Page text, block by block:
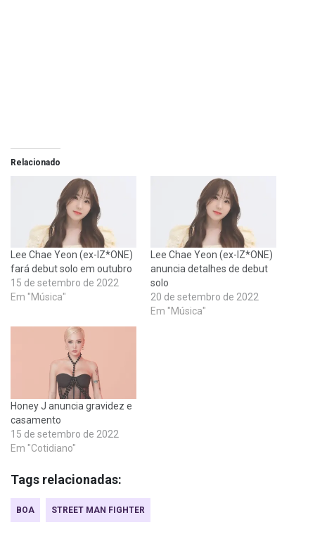
Relacionado
Lee Chae Yeon (ex-IZ*ONE)
fará debut solo em outubro
15 de setembro de 2022
Em "Música"
Lee Chae Yeon (ex-IZ*ONE)
anuncia detalhes de debut
solo
20 de setembro de 2022
Em "Música"
Honey J anuncia gravidez e
casamento
15 de setembro de 2022
Em "Cotidiano"
Tags relacionadas:
BOA STREET MAN FIGHTER